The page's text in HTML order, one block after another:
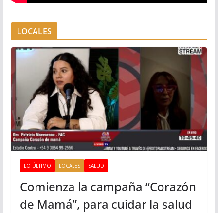
LOCALES
LO ÚLTIMO LOCALES SALUD
Comienza la campaña “Corazón
de Mamá”, para cuidar la salud